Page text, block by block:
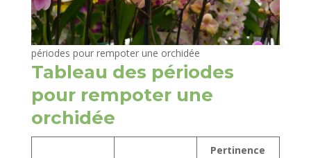
périodes pour rempoter une orchidée
Tableau des périodes
pour rempoter une
orchidée
Pertinence